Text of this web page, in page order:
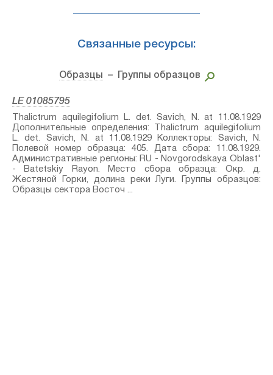
Связанные ресурсы:
Образцы – Группы образцов
LE 01085795
Thalictrum aquilegifolium L.⁣ det. Savich, N. at 11.08.1929
Дополнительные определения: Thalictrum aquilegifolium
L.⁣ det. Savich, N. at 11.08.1929 Коллекторы: Savich, N.
Полевой номер образца: 405. Дата сбора: 11.08.1929.
Административные регионы: RU - Novgorodskaya Oblast'
- Batetskiy Rayon. Место сбора образца: Окр. д.
Жестяной Горки, долина реки Луги. Группы образцов:
Образцы сектора Восточ ...